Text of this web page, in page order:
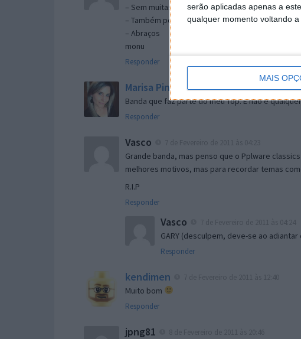
serão aplicadas apenas a
qualquer momento voltando
MAIS
– Sem muitas distorções e sem um Lionel Richie
– Também poderia figurar no Pplware Classic (se
– Abraços
monu
Responder
Marisa Pinto 6 de Fevereiro de 2011 às 20:15
Banda que faz parte do meu Top. E não é
Responder
Vasco
Grande banda, mas penso que o Pplware
melhores motivos, mas para recordar temas
R.I.P
Responder
Vasco
GARY (desculpem, deve-se ao adiantar
Responder
kendimen
Muito bom
Responder
jpng81